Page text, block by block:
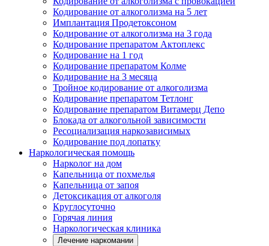
Кодирование от алкоголизма на 5 лет
Имплантация Продетоксоном
Кодирование от алкоголизма на 3 года
Кодирование препаратом Актоплекс
Кодирование на 1 год
Кодирование препаратом Колме
Кодирование на 3 месяца
Тройное кодирование от алкоголизма
Кодирование препаратом Тетлонг
Кодирование препаратом Витамерц Депо
Блокада от алкогольной зависимости
Ресоциализация наркозависимых
Кодирование под лопатку
Наркологическая помощь
Нарколог на дом
Капельница от похмелья
Капельница от запоя
Детоксикация от алкоголя
Круглосуточно
Горячая линия
Наркологическая клиника
Лечение наркомании